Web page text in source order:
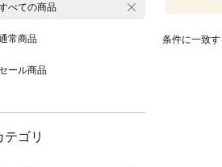
べての商品
常商品
ール商品
テゴリ
条件に一致